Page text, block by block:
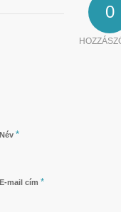
0
Név *
E-mail cím *